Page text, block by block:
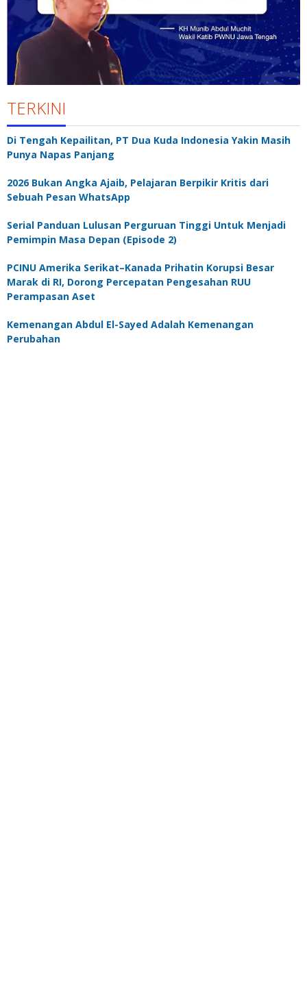
TERKINI
Di Tengah Kepailitan, PT Dua Kuda Indonesia Yakin Masih
Punya Napas Panjang
2026 Bukan Angka Ajaib, Pelajaran Berpikir Kritis dari
Sebuah Pesan WhatsApp
Serial Panduan Lulusan Perguruan Tinggi Untuk Menjadi
Pemimpin Masa Depan (Episode 2)
PCINU Amerika Serikat–Kanada Prihatin Korupsi Besar
Marak di RI, Dorong Percepatan Pengesahan RUU
Perampasan Aset
Kemenangan Abdul El-Sayed Adalah Kemenangan
Perubahan